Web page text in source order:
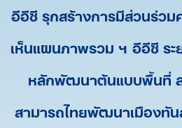
อีอีซี รุกสร้างการมีส่วนร่ว
เห็นแผนภาพรวม ฯ อีอีซี ระ
หลักพัฒนาต้นแบบพื้นที่
สามารถไทยพัฒนาเมืองทั